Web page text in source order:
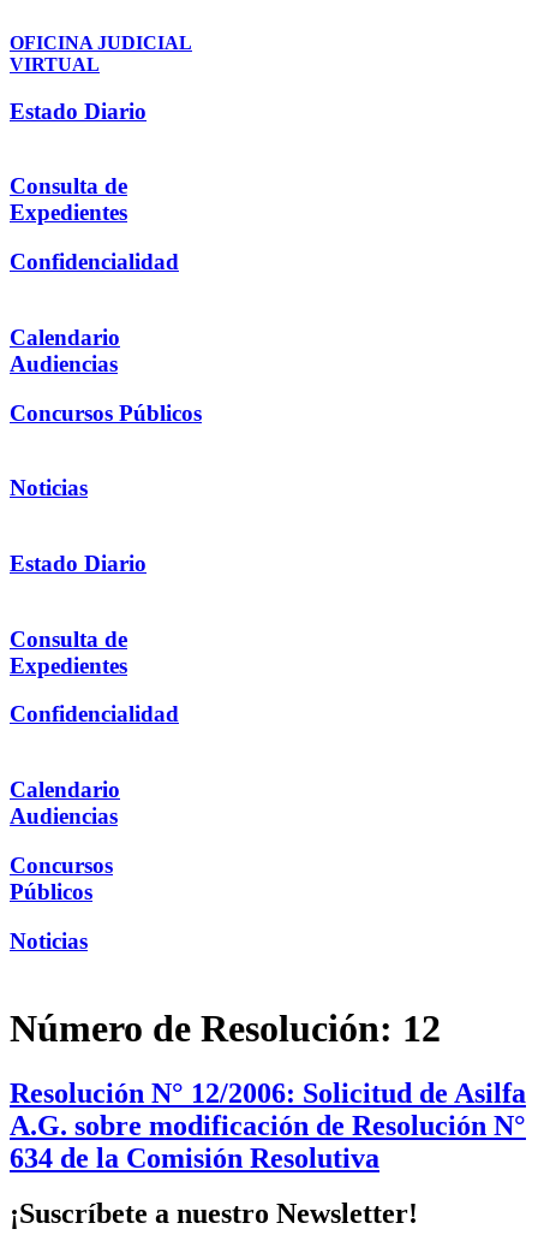
OFICINA JUDICIAL
VIRTUAL
Estado Diario
Consulta de
Expedientes
Confidencialidad
Calendario
Audiencias
Concursos Públicos
Noticias
Estado Diario
Consulta de
Expedientes
Confidencialidad
Calendario
Audiencias
Concursos
Públicos
Noticias
Número de Resolución: 12
Resolución N° 12/2006: Solicitud de Asilfa
A.G. sobre modificación de Resolución N°
634 de la Comisión Resolutiva
¡Suscríbete a nuestro Newsletter!